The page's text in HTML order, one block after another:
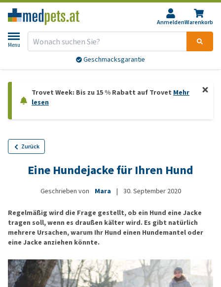
AnmeldenWarenkorb
Menu
Geschmacksgarantie
Trovet Week: Bis zu 15 % Rabatt auf Trovet Mehr
lesen
Zurück
Eine Hundejacke für Ihren Hund
Geschrieben von Mara | 30. September 2020
Regelmäßig wird die Frage gestellt, ob ein Hund eine Jacke
tragen soll, wenn es draußen kälter wird. Es gibt natürlich
mehrere Ursachen, warum Ihr Hund einen Hundemantel oder
eine Jacke anziehen könnte.